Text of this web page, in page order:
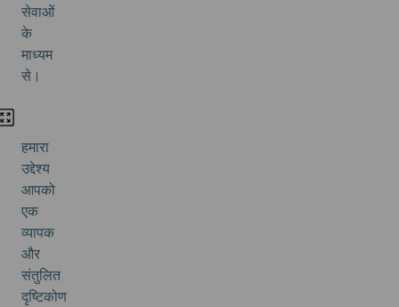
सेवाओं
के
माध्यम
से।
हमारा
उद्देश्य
आपको
एक
व्यापक
और
संतुलित
दृष्टिकोण